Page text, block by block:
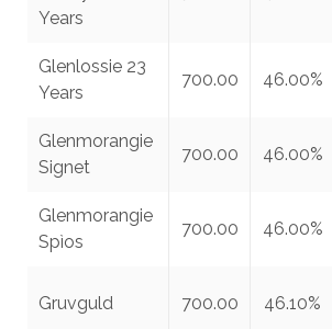
Years
Glenlossie 23
Years
700.00 46.00%
Glenmorangie
Signet
700.00 46.00%
Glenmorangie
Spìos
700.00 46.00%
Gruvguld 700.00 46.10%